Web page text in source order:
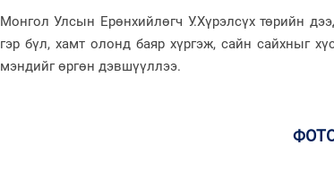
Монгол Улсын Ерөнхийлөгч У.Хүрэлсүх төрийн
гэр бүл, хамт олонд баяр хүргэж, сайн сайхныг
мэндийг өргөн дэвшүүллээ.